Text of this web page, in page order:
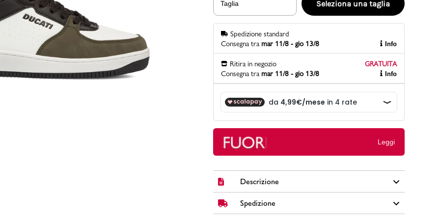
Scopri di più
la guida
PittaRosso
Back to School 2026: la guida definitiva per il
rientro a scuola
PittaRosso
Gioco della scarpa al matrimonio e idee
divertenti con le calzature
Donna
Taglia Seleziona una taglia
Spedizione standard
Consegna tra mar 11/8 - gio 13/8 Info
Ritira in negozio
GRATUITA
Consegna tra mar 11/8 - gio 13/8 Info
Leggi
Descrizione
Sneakers da uomo Ducati Sepang 6 colore verde, bianco
e nero in similpelle con fodera e sottopiede in tessuto,
Spedizione